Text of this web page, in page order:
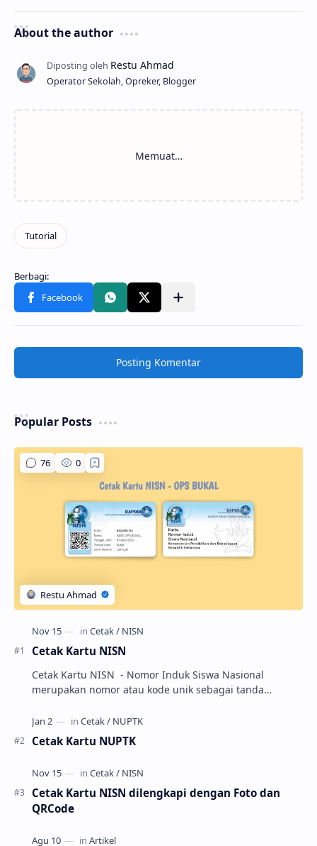
About the author
Operator Sekolah, Opreker, Blogger
Posting Komentar
Popular Posts
Cetak Kartu NISN
Cetak Kartu NISN - Nomor Induk Siswa Nasional
merupakan nomor atau kode unik sebagai tanda
Cetak Kartu NUPTK
Cetak Kartu NISN dilengkapi dengan Foto dan
QRCode